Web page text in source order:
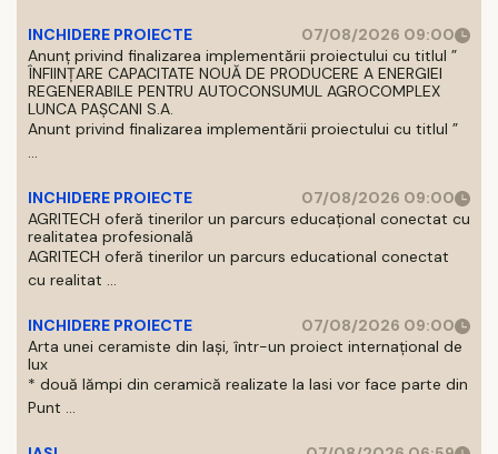
INCHIDERE PROIECTE
07/08/2026 09:00
Anunț privind finalizarea implementării proiectului cu titlul ”
ÎNFIINȚARE CAPACITATE NOUĂ DE PRODUCERE A ENERGIEI
REGENERABILE PENTRU AUTOCONSUMUL AGROCOMPLEX
LUNCA PAȘCANI S.A.
Anunt privind finalizarea implementării proiectului cu titlul ”
...
INCHIDERE PROIECTE
07/08/2026 09:00
AGRITECH oferă tinerilor un parcurs educațional conectat cu
realitatea profesională
AGRITECH oferă tinerilor un parcurs educational conectat
cu realitat ...
INCHIDERE PROIECTE
07/08/2026 09:00
Arta unei ceramiste din Iași, într-un proiect internațional de
lux
* două lămpi din ceramică realizate la Iasi vor face parte din
Punt ...